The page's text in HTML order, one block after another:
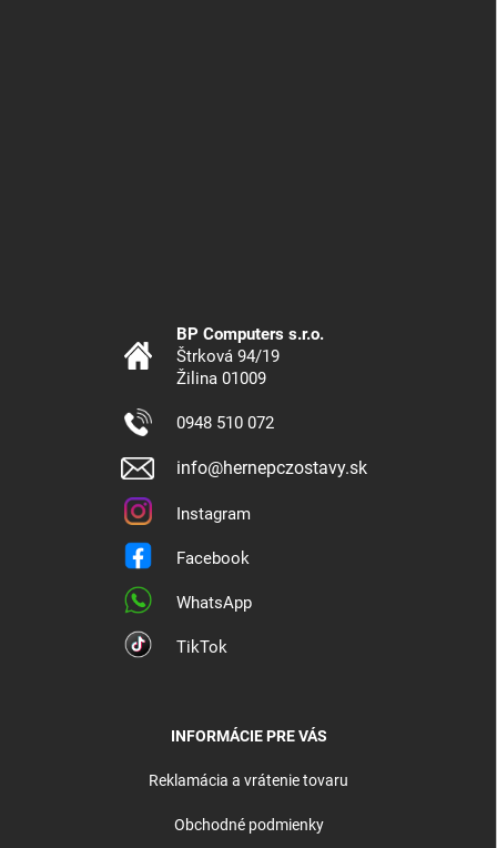
BP Computers s.r.o.
Štrková 94/19
Žilina 01009
0948 510 072
info@hernepczostavy.sk
Instagram
Facebook
WhatsApp
TikTok
INFORMÁCIE PRE VÁS
Reklamácia a vrátenie tovaru
Obchodné podmienky